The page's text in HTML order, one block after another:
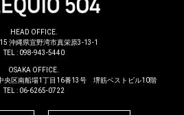
HEAD OFFICE.
沖縄県宜野湾市真栄原3-13-1
TEL : 098-943-5440
OSAKA OFFICE.
区南船場1丁目16番13号 堺筋ベストビル10階
TEL : 06-6265-0722